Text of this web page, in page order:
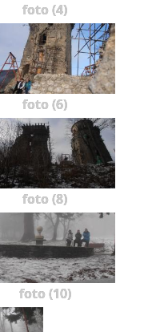
foto (4)
foto (6)
foto (8)
foto (10)